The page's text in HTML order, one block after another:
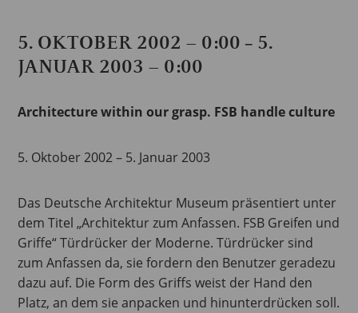
5. OKTOBER 2002 – 0:00 – 5.
JANUAR 2003 – 0:00
Architecture within our grasp. FSB handle culture
5. Oktober 2002 – 5. Januar 2003
Das Deutsche Architektur Museum präsentiert unter
dem Titel „Architektur zum Anfassen. FSB Greifen und
Griffe“ Türdrücker der Moderne. Türdrücker sind
zum Anfassen da, sie fordern den Benutzer geradezu
dazu auf. Die Form des Griffs weist der Hand den
Platz, an dem sie anpacken und hinunterdrücken soll.